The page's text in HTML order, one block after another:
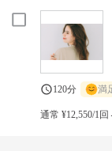
120分 満
通常 ¥12,550/1回